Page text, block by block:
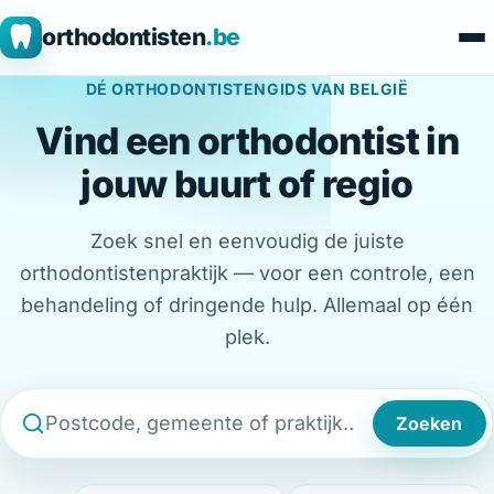
orthodontisten.be
DÉ ORTHODONTISTENGIDS VAN BELGIË
Vind een orthodontist in
jouw buurt of regio
Zoek snel en eenvoudig de juiste
orthodontistenpraktijk — voor een controle, een
behandeling of dringende hulp. Allemaal op één
plek.
Zoeken